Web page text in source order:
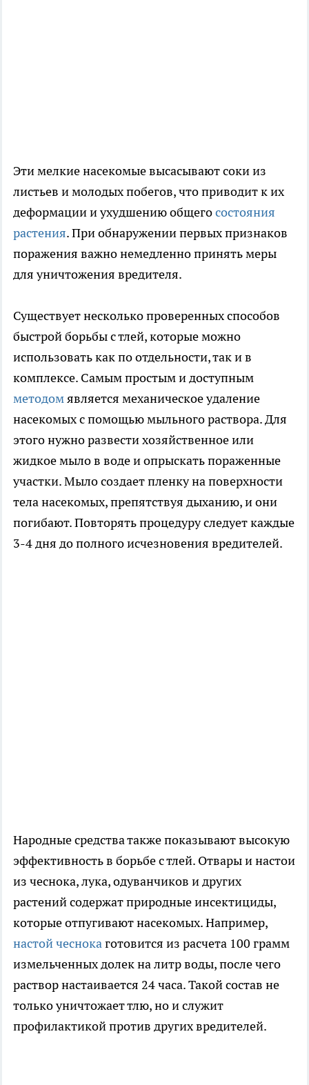
Эти мелкие насекомые высасывают соки из
листьев и молодых побегов, что приводит к их
деформации и ухудшению общегосостояния
растения. При обнаружении первых признаков
поражения важно немедленно принять меры
для уничтожения вредителя.
Существует несколько проверенных способов
быстрой борьбы с тлей, которые можно
использовать как по отдельности, так и в
комплексе. Самым простым и доступным
методомявляется механическое удаление
насекомых с помощью мыльного раствора. Для
этого нужно развести хозяйственное или
жидкое мыло в воде и опрыскать пораженные
участки. Мыло создает пленку на поверхности
тела насекомых, препятствуя дыханию, и они
погибают. Повторять процедуру следует каждые
3-4 дня до полного исчезновения вредителей.
Народные средства также показывают высокую
эффективность в борьбе с тлей. Отвары и настои
из чеснока, лука, одуванчиков и других
растений содержат природные инсектициды,
которые отпугивают насекомых. Например,
настой чеснокаготовится из расчета 100 грамм
измельченных долек на литр воды, после чего
раствор настаивается 24 часа. Такой состав не
только уничтожает тлю, но и служит
профилактикой против других вредителей.